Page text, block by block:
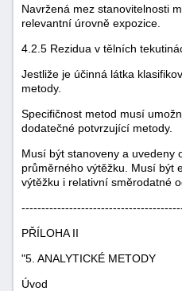
Navržená mez stanovitelnosti
relevantní úrovně expozice.
4.2.5 Rezidua v tělních
Jestliže je účinná látka
metody.
Specifičnost metod musí
dodatečné potvrzující metody.
Musí být stanoveny a uvedeny
průměrného výtěžku. Musí být
výtěžku i relativní směrodatné
PŘÍLOHA II
"5. ANALYTICKÉ METODY
Úvod